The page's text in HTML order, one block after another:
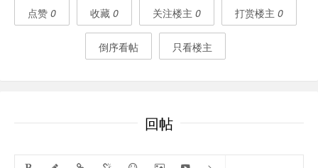
点赞 0 收藏 0 关注楼主 0 打赏楼主 0
倒序看帖 只看楼主
回帖